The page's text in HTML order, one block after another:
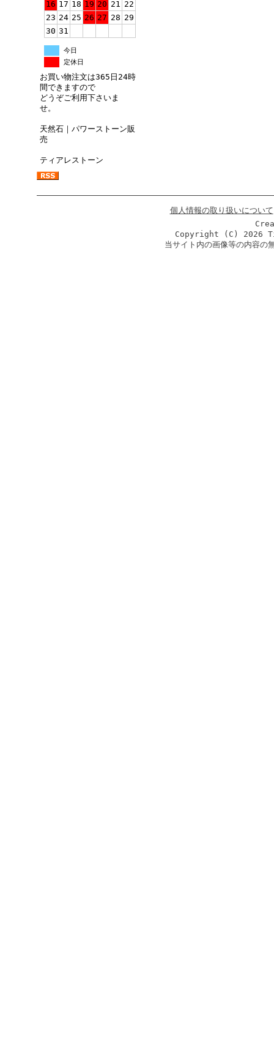
16 17 18 19 20 21 22
23 24 25 26 27 28 29
30 31
今日
定休日
お買い物注文は365日24時
間できますので
どうぞご利用下さいま
せ。
天然石｜パワーストーン販
売
ティアレストーン
個人情報の取り扱いについて
Copyright (C) 2026
当サイト内の画像等の内容の